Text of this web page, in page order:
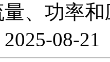
量、功率
08-